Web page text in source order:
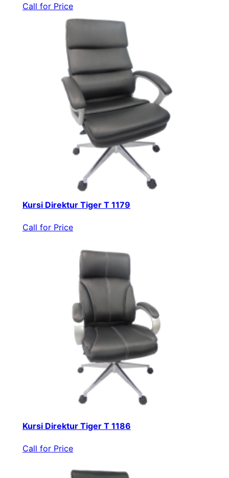
Call for Price
Kursi Direktur Tiger T 1179
Call for Price
Kursi Direktur Tiger T 1186
Call for Price